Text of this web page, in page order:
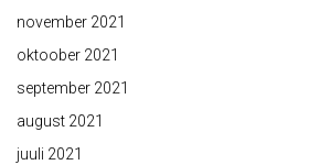
november 2021
oktoober 2021
september 2021
august 2021
juuli 2021